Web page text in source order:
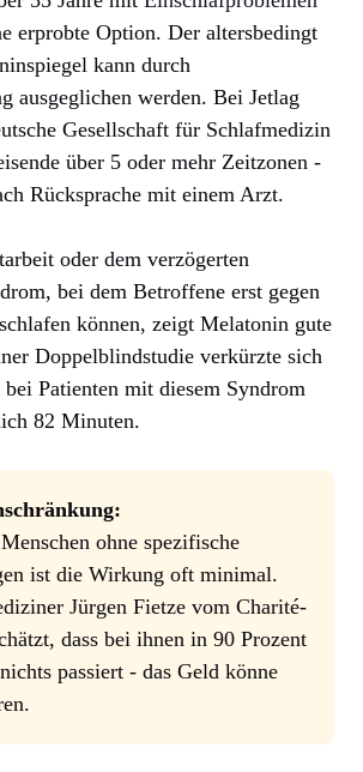
erprobte Option. Der altersbedingt
kann durch
ausgeglichen werden. Bei Jetlag
Gesellschaft für Schlafmedizin
über 5 oder mehr Zeitzonen -
Rücksprache mit einem Arzt.
oder dem verzögerten
bei dem Betroffene erst gegen
können, zeigt Melatonin gute
Doppelblindstudie verkürzte sich
Patienten mit diesem Syndrom
82 Minuten.
ohne spezifische
ist die Wirkung oft minimal.
Jürgen Fietze vom Charité-
dass bei ihnen in 90 Prozent
passiert - das Geld könne